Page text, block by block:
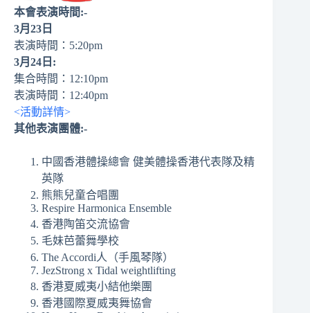
本會表演時間:-
3月23日
表演時間：5:20pm
3月24日:
集合時間：12:10pm
表演時間：12:40pm
<活動詳情>
其他表演團體:-
中國香港體操總會 健美體操香港代表隊及精
英隊
熊熊兒童合唱團
Respire Harmonica Ensemble
香港陶笛交流協會
毛妹芭蕾舞學校
The Accordi人（手風琴隊）
JezStrong x Tidal weightlifting
香港夏威夷小結他樂團
香港國際夏威夷舞協會